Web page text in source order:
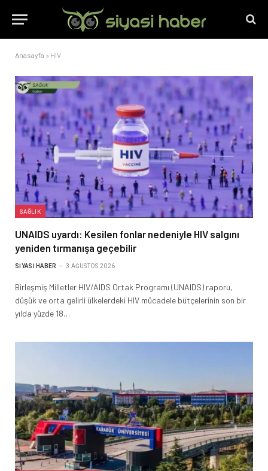
Anasayfa » HIV
SAĞLIK
UNAIDS uyardı: Kesilen fonlar nedeniyle HIV salgını
yeniden tırmanışa geçebilir
SIYASI HABER 3 AĞUSTOS 2026
Birleşmiş Milletler HIV/AIDS Ortak Programı (UNAIDS) raporu,
düşük ve orta gelirli ülkelerdeki HIV mücadele bütçelerinin son bir
yılda yüzde 18…